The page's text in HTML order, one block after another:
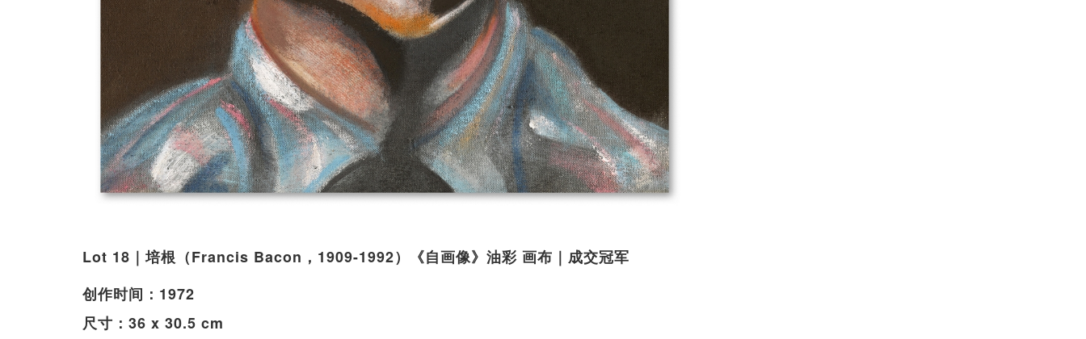
Lot 18｜培根（Francis Bacon，1909-1992）《自画像》油彩 画布｜成交冠军
创作时间：1972
尺寸：36 x 30.5 cm